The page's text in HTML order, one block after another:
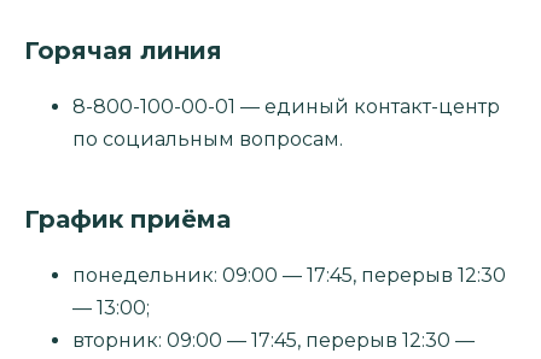
Горячая линия
8-800-100-00-01 — единый контакт-центр
по социальным вопросам.
График приёма
понедельник: 09:00 — 17:45, перерыв 12:30
— 13:00;
вторник: 09:00 — 17:45, перерыв 12:30 —